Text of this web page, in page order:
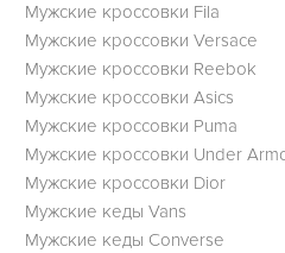
Мужские кроссовки Fila
Мужские кроссовки Versace
Мужские кроссовки Reebok
Мужские кроссовки Asics
Мужские кроссовки Puma
Мужские кроссовки Under
Мужские кроссовки Dior
Мужские кеды Vans
Мужские кеды Converse